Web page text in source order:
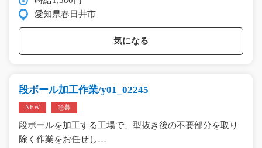
愛知県春日井市
気になる
段ボール加工作業/y01_02245
NEW 急募
段ボールを加工する工場で、型抜き後の不要部分を取り
除く作業をお任せし…